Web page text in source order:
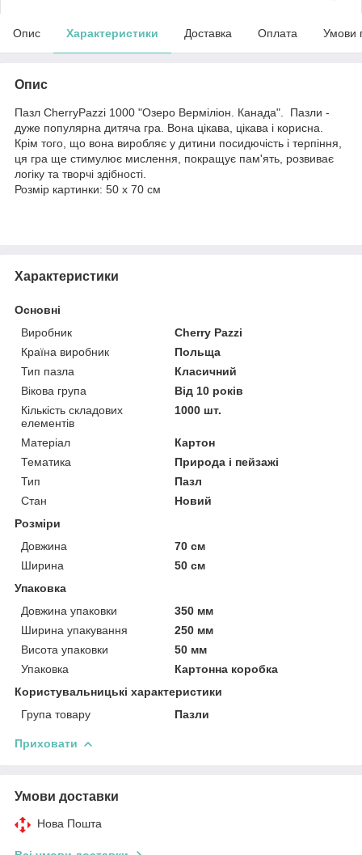
Опис Характеристики Доставка Оплата Умови
Опис
Пазл CherryPazzi 1000 "Озеро Верміліон. Канада". Пазли -
дуже популярна дитяча гра. Вона цікава, цікава і корисна.
Крім того, що вона виробляє у дитини посидючість і терпіння,
ця гра ще стимулює мислення, покращує пам'ять, розвиває
логіку та творчі здібності.
Розмір картинки: 50 х 70 см
Характеристики
Основні
Виробник
Cherry Pazzi
Країна виробник
Польща
Тип пазла
Класичний
Вікова група
Від 10 років
Кількість складових
елементів
1000 шт.
Матеріал
Картон
Тематика
Природа і пейзажі
Тип
Пазл
Стан
Новий
Розміри
Довжина
70 см
Ширина
50 см
Упаковка
Довжина упаковки
350 мм
Ширина упакування
250 мм
Висота упаковки
50 мм
Упаковка
Картонна коробка
Користувальницькі характеристики
Група товару
Пазли
Приховати
Умови доставки
Нова Пошта